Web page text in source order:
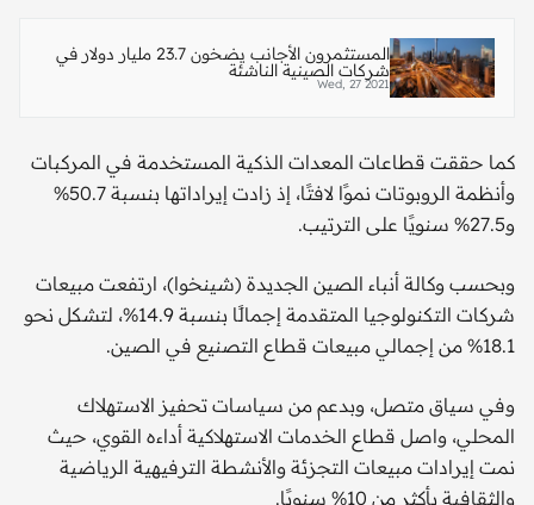
المستثمرون الأجانب يضخون 23.7 مليار دولار في
شركات الصينية الناشئة
Wed, 27 2021
كما حققت قطاعات المعدات الذكية المستخدمة في المركبات
وأنظمة الروبوتات نموًا لافتًا، إذ زادت إيراداتها بنسبة 50.7%
و27.5% سنويًا على الترتيب.
وبحسب وكالة أنباء الصين الجديدة (شينخوا)، ارتفعت مبيعات
شركات التكنولوجيا المتقدمة إجمالًا بنسبة 14.9%، لتشكل نحو
18.1% من إجمالي مبيعات قطاع التصنيع في الصين.
وفي سياق متصل، وبدعم من سياسات تحفيز الاستهلاك
المحلي، واصل قطاع الخدمات الاستهلاكية أداءه القوي، حيث
نمت إيرادات مبيعات التجزئة والأنشطة الترفيهية الرياضية
والثقافية بأكثر من 10% سنويًا.